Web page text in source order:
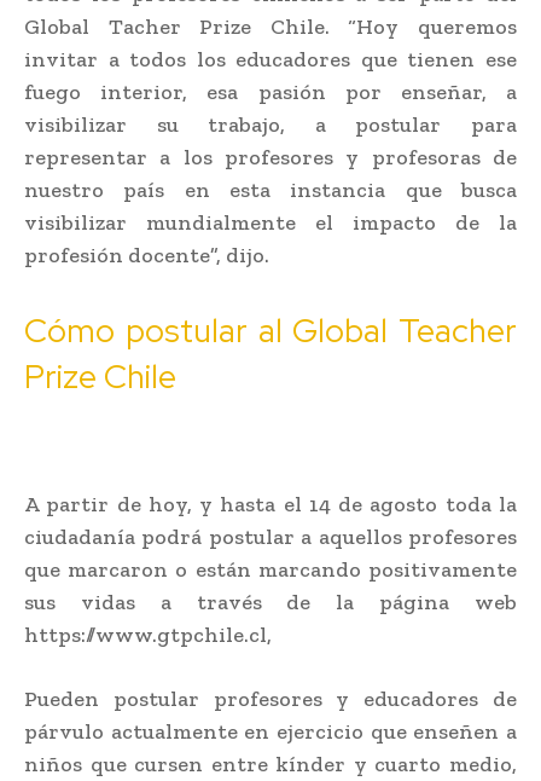
Global Tacher Prize Chile. “Hoy queremos
invitar a todos los educadores que tienen ese
fuego interior, esa pasión por enseñar, a
visibilizar su trabajo, a postular para
representar a los profesores y profesoras de
nuestro país en esta instancia que busca
visibilizar mundialmente el impacto de la
profesión docente”, dijo.
Cómo postular al Global Teacher
Prize Chile
A partir de hoy, y hasta el 14 de agosto toda la
ciudadanía podrá postular a aquellos profesores
que marcaron o están marcando positivamente
sus vidas a través de la página web
https://www.gtpchile.cl,
Pueden postular profesores y educadores de
párvulo actualmente en ejercicio que enseñen a
niños que cursen entre kínder y cuarto medio,